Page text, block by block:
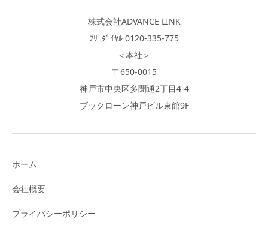
株式会社ADVANCE LINK
ﾌﾘｰﾀﾞｲﾔﾙ 0120-335-775
＜本社＞
〒650-0015
神戸市中央区多聞通2丁目4-4
ブックローン神戸ビル東館9F
ホーム
会社概要
プライバシーポリシー